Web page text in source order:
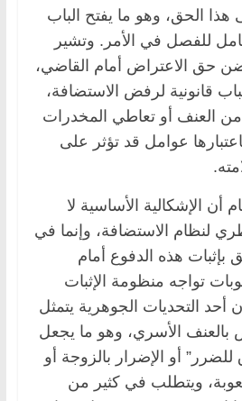
الحق، وهو ما يفتح الباب
للفصل في الأمر. وتشير
حق الاعتراض أمام القاضي،
قانونية لرفض الاستضافة،
من العنف أو تعاطي المخدرات
عوامل قد تؤثر على
أن الإشكالية الأساسية لا
لنظام الاستضافة، وإنما في
بإثبات هذه الدفوع أمام
تواجه منظومة الإثبات
أحد التحديات الجوهرية يتمثل
الأسري، وهو ما يجعل
للضرر” أو الإضرار بالزوجة أو
ويتطلب في كثير من